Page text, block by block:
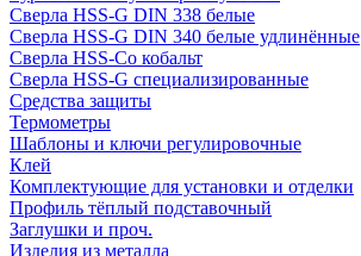
Сверла HSS-G DIN 338 белые
Сверла HSS-G DIN 340 белые удлинённые
Сверла HSS-Co кобальт
Сверла HSS-G специализированные
Средства защиты
Термометры
Шаблоны и ключи регулировочные
Клей
Комплектующие для установки и отделки
Профиль тёплый подставочный
Заглушки и проч.
Изделия из металла